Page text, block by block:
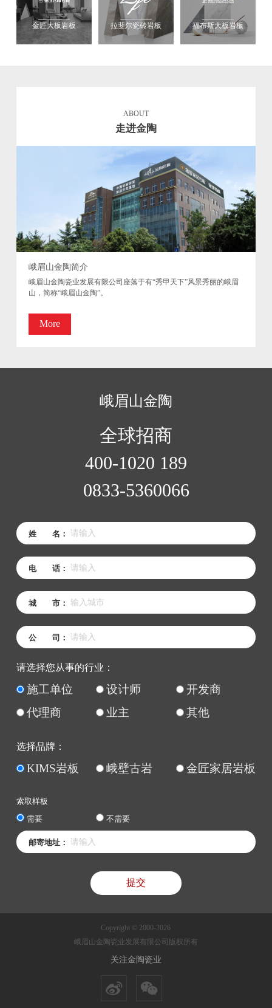
金匠大板岩板 拉斐尔瓷砖岩板 福布斯大板岩板
ABOUT
走进金陶
峨眉山金陶简介
峨眉山金陶瓷业发展有限公司座落于有“秀甲天下”风景秀丽的峨眉
山，简称“峨眉山金陶”。
More
峨眉山金陶
全球招商
400-1020 189
0833-5360066
姓 名：
电 话：
城 市：
公 司：
请选择您从事的行业：
施工单位 设计师
开发商
代理商
业主 其他
选择品牌：
KIMS岩板 峨壁古岩 金匠家居岩板
索取样板
需要
不需要
邮寄地址：
Copyright © 2000-2026
峨眉山金陶瓷业发展有限公司版权所有
关注金陶瓷业